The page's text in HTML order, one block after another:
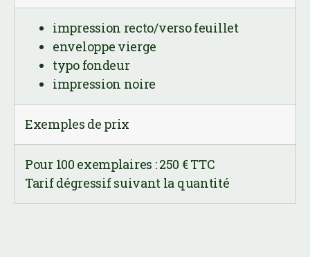
Exemples de prix
Pour 100 exemplaires : 250 € TTC
Tarif dégressif suivant la quantité
Carton d’invitation (Van den Velde 150x110mm –